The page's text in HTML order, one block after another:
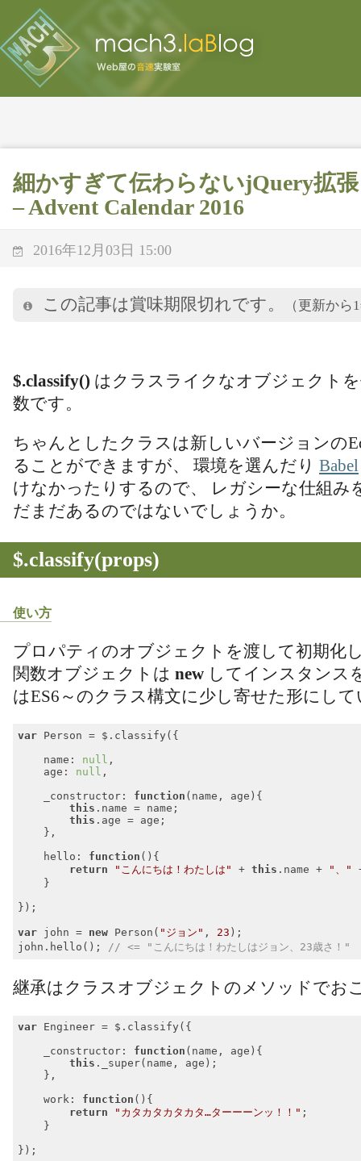
細かすぎて伝わらないjQuery拡
– Advent Calendar 2016
2016年12月03日 15:00
この記事は賞味期限切れです。 （更新か
$.classify() はクラスライクなオブジェクト
数です。
ちゃんとしたクラスは新しいバージョンの
ることができますが、 環境を選んだり Babel
けなかったりするので、 レガシーな仕組み
だまだあるのではないでしょうか。
$.classify(props)
使い方
プロパティのオブジェクトを渡して初期化
関数オブジェクトは new してインスタンス
はES6～のクラス構文に少し寄せた形にし
var Person = $.classify({
name : null ,
age : null ,
_constructor : function ( name, age ) {
this .name = name;
this .age = age;
    },
hello : function ( ) {
return
"こんにちは！わたしは" + this .name + "、"
    }
});
var john = new Person( "ジョン" , 23 );
john.hello(); // <= "こんにちは！わたしはジョン、23歳さ！"
継承はクラスオブジェクトのメソッドでお
var Engineer = $.classify({
_constructor : function ( name, age ) {
this ._super(name, age);
    },
work : function ( ) {
return
"カタカタカタカタ…ターーーンッ！！" ;
    }
});